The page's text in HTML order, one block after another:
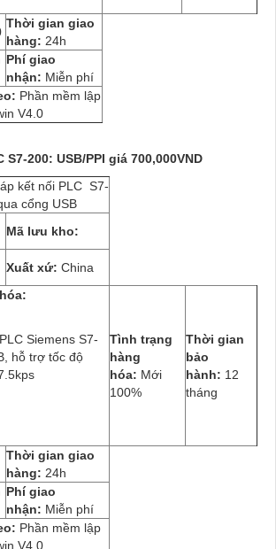
Thời gian giao
hàng: 24h
Phí giao
nhận: Miễn phí
Phần mềm lập
V4.0
200: USB/PPI giá 700,000VND
kết nối PLC S7-
cổng USB
Mã lưu kho:
Xuất xứ: China
Siemens S7-
hỗ trợ tốc độ
Tình trạng
hàng
hóa: Mới
100%
Thời gian
bảo
hành: 12
tháng
Thời gian giao
hàng: 24h
Phí giao
nhận: Miễn phí
Phần mềm lập
V4.0